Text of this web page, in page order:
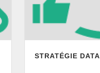
STRATÉGIE DATA